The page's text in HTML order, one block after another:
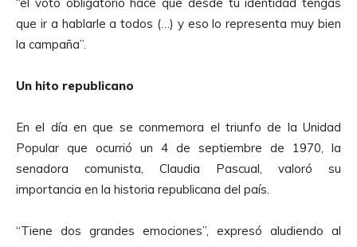
que ir a hablarle a todos (…) y eso lo representa muy bien
la campaña”.
Un hito republicano
En el día en que se conmemora el triunfo de la Unidad
Popular que ocurrió un 4 de septiembre de 1970, la
senadora comunista, Claudia Pascual, valoró su
importancia en la historia republicana del país.
“Tiene dos grandes emociones”, expresó aludiendo al